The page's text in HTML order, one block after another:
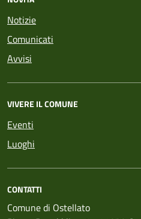
Notizie
Comunicati
Avvisi
VIVERE IL COMUNE
Eventi
Luoghi
CONTATTI
Comune di Ostellato